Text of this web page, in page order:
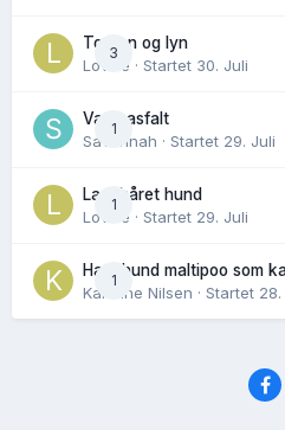
3
Torden og lyn
Lovise · Startet 30. Juli
1
Varm asfalt
Savannah · Startet 29. Juli
1
Langhåret hund
Lovise · Startet 29. Juli
1
Hannhund maltipoo som
Karoline Nilsen · Startet